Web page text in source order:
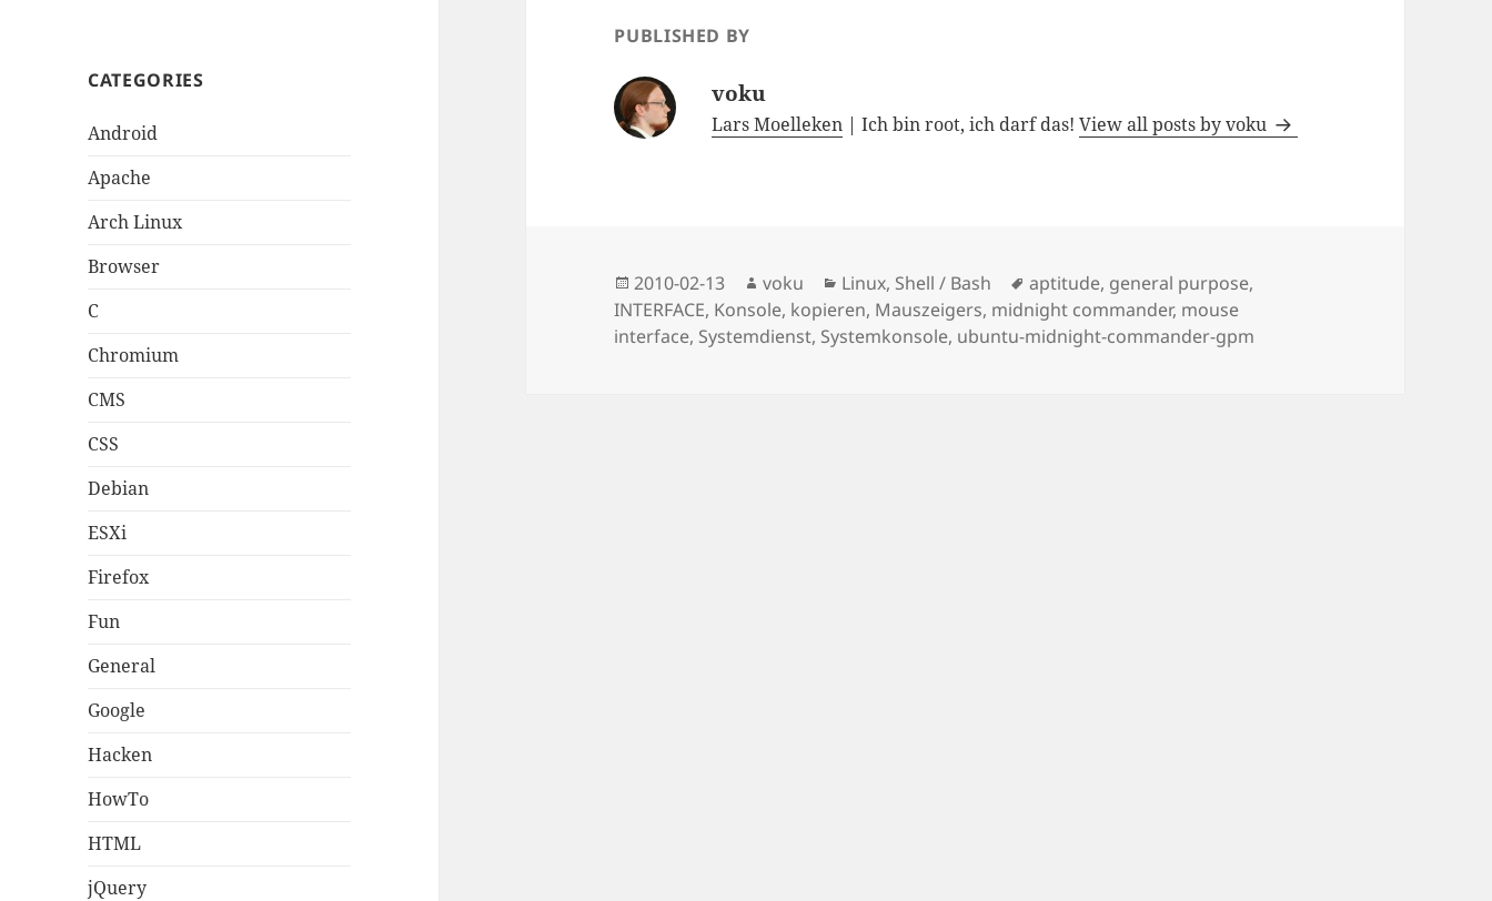
CATEGORIES
Android
Apache
Arch Linux
Browser
C
Chromium
CMS
CSS
Debian
ESXi
Firefox
Fun
General
Google
Hacken
HowTo
HTML
jQuery
PUBLISHED BY
voku
Lars Moelleken | Ich bin root, ich darf das!View all posts by voku
Posted
on
2010-02-13 Author
voku Categories
Linux, Shell / Bash Tags
aptitude, general purpose,
INTERFACE, Konsole, kopieren, Mauszeigers, midnight commander, mouse
interface, Systemdienst, Systemkonsole, ubuntu-midnight-commander-gpm